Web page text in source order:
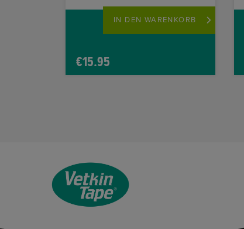
€15.95
IN DEN WARENKORB